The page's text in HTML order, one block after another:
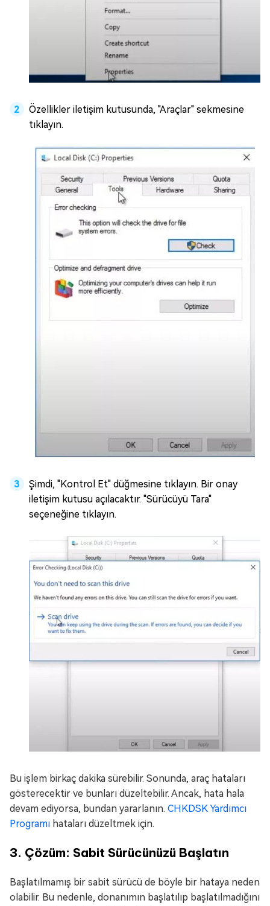
Özellikler iletişim kutusunda, "Araçlar" sekmesine
tıklayın.
Şimdi, "Kontrol Et" düğmesine tıklayın. Bir onay
iletişim kutusu açılacaktır. "Sürücüyü Tara"
seçeneğine tıklayın.
Bu işlem birkaç dakika sürebilir. Sonunda, araç hataları
gösterecektir ve bunları düzeltebilir. Ancak, hata hala
devam ediyorsa, bundan yararlanın. CHKDSK Yardımcı
Programı hataları düzeltmek için.
3. Çözüm: Sabit Sürücünüzü Başlatın
Başlatılmamış bir sabit sürücü de böyle bir hataya neden
olabilir. Bu nedenle, donanımın başlatılıp başlatılmadığını